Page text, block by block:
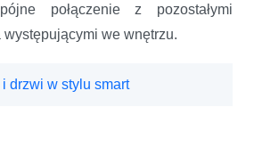
połączenie z pozostałymi
we wnętrzu.
drzwi w stylu smart